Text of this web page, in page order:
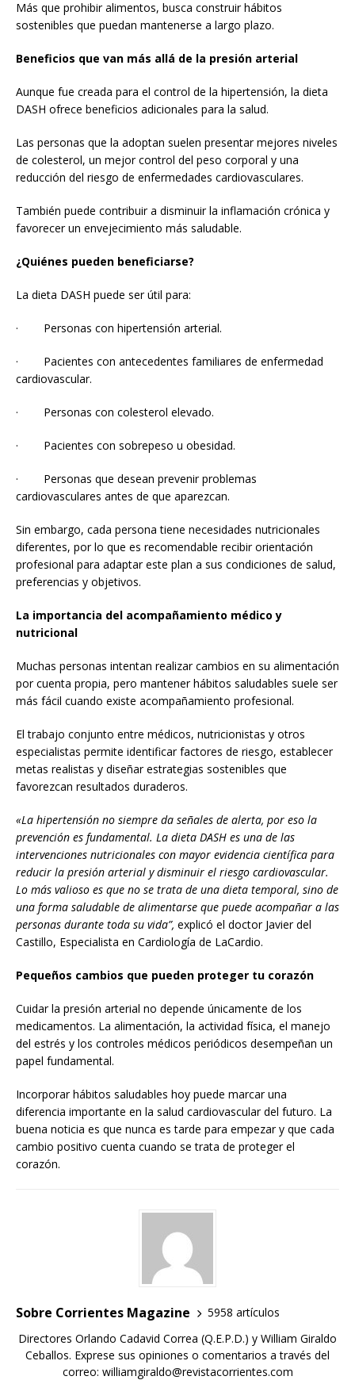
Más que prohibir alimentos, busca construir hábitos
sostenibles que puedan mantenerse a largo plazo.
Beneficios que van más allá de la presión arterial
Aunque fue creada para el control de la hipertensión, la dieta
DASH ofrece beneficios adicionales para la salud.
Las personas que la adoptan suelen presentar mejores niveles
de colesterol, un mejor control del peso corporal y una
reducción del riesgo de enfermedades cardiovasculares.
También puede contribuir a disminuir la inflamación crónica y
favorecer un envejecimiento más saludable.
¿Quiénes pueden beneficiarse?
La dieta DASH puede ser útil para:
· Personas con hipertensión arterial.
· Pacientes con antecedentes familiares de enfermedad
cardiovascular.
· Personas con colesterol elevado.
· Pacientes con sobrepeso u obesidad.
· Personas que desean prevenir problemas
cardiovasculares antes de que aparezcan.
Sin embargo, cada persona tiene necesidades nutricionales
diferentes, por lo que es recomendable recibir orientación
profesional para adaptar este plan a sus condiciones de salud,
preferencias y objetivos.
La importancia del acompañamiento médico y
nutricional
Muchas personas intentan realizar cambios en su alimentación
por cuenta propia, pero mantener hábitos saludables suele ser
más fácil cuando existe acompañamiento profesional.
El trabajo conjunto entre médicos, nutricionistas y otros
especialistas permite identificar factores de riesgo, establecer
metas realistas y diseñar estrategias sostenibles que
favorezcan resultados duraderos.
«La hipertensión no siempre da señales de alerta, por eso la
prevención es fundamental. La dieta DASH es una de las
intervenciones nutricionales con mayor evidencia científica para
reducir la presión arterial y disminuir el riesgo cardiovascular.
Lo más valioso es que no se trata de una dieta temporal, sino de
una forma saludable de alimentarse que puede acompañar a las
personas durante toda su vida”, explicó el doctor Javier del
Castillo, Especialista en Cardiología de LaCardio.
Pequeños cambios que pueden proteger tu corazón
Cuidar la presión arterial no depende únicamente de los
medicamentos. La alimentación, la actividad física, el manejo
del estrés y los controles médicos periódicos desempeñan un
papel fundamental.
Incorporar hábitos saludables hoy puede marcar una
diferencia importante en la salud cardiovascular del futuro. La
buena noticia es que nunca es tarde para empezar y que cada
cambio positivo cuenta cuando se trata de proteger el
corazón.
Sobre Corrientes Magazine
5958 artículos
Directores Orlando Cadavid Correa (Q.E.P.D.) y William Giraldo
Ceballos. Exprese sus opiniones o comentarios a través del
correo: williamgiraldo@revistacorrientes.com